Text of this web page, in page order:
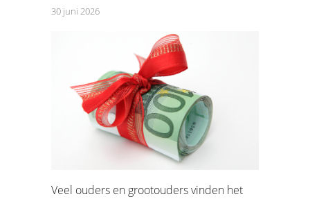
30 juni 2026
Veel ouders en grootouders vinden het